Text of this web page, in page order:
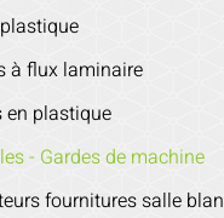
à flux laminaire
en plastique
- Gardes de machine
fournitures salle